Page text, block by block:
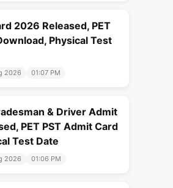
2026 Released, PET
Physical Test
2026 01:07 PM
& Driver Admit
PET PST Admit Card
Test Date
2026 01:06 PM